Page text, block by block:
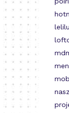
lelilu